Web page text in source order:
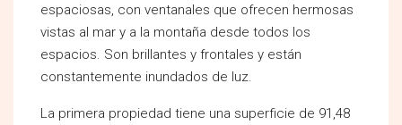
espaciosas, con ventanales que ofrecen hermosas
vistas al mar y a la montaña desde todos los
espacios. Son brillantes y frontales y están
constantemente inundados de luz.
La primera propiedad tiene una superficie de 91,48